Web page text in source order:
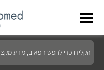
הקלידו
כדי
לחפש